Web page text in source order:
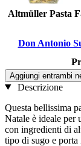
Altmüller Pasta
Don Antonio
Aggiungi entrambi
Descrizione
Questa bellissima
Natale è ideale per
con ingredienti di
tipo di sugo e